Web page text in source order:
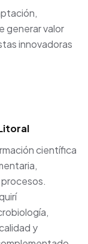
generar valor
innovadoras
científica
y